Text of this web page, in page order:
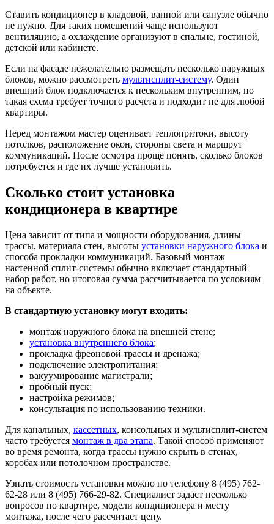
Ставить кондиционер в кладовой, ванной или санузле обычно
не нужно. Для таких помещений чаще используют
вентиляцию, а охлаждение организуют в спальне, гостиной,
детской или кабинете.
Если на фасаде нежелательно размещать несколько наружных
блоков, можно рассмотреть мультисплит-систему. Один
внешний блок подключается к нескольким внутренним, но
такая схема требует точного расчета и подходит не для любой
квартиры.
Перед монтажом мастер оценивает теплопритоки, высоту
потолков, расположение окон, стороны света и маршрут
коммуникаций. После осмотра проще понять, сколько блоков
потребуется и где их лучше установить.
Сколько стоит установка
кондиционера в квартире
Цена зависит от типа и мощности оборудования, длины
трассы, материала стен, высоты установки наружного блока и
способа прокладки коммуникаций. Базовый монтаж
настенной сплит-системы обычно включает стандартный
набор работ, но итоговая сумма рассчитывается по условиям
на объекте.
В стандартную установку могут входить:
монтаж наружного блока на внешней стене;
установка внутреннего блока;
прокладка фреоновой трассы и дренажа;
подключение электропитания;
вакуумирование магистрали;
пробный пуск;
настройка режимов;
консультация по использованию техники.
Для канальных, кассетных, консольных и мультисплит-систем
часто требуется монтаж в два этапа. Такой способ применяют
во время ремонта, когда трассы нужно скрыть в стенах,
коробах или потолочном пространстве.
Узнать стоимость установки можно по телефону 8 (495) 762-
62-28 или 8 (495) 766-29-82. Специалист задаст несколько
вопросов по квартире, модели кондиционера и месту
монтажа, после чего рассчитает цену.